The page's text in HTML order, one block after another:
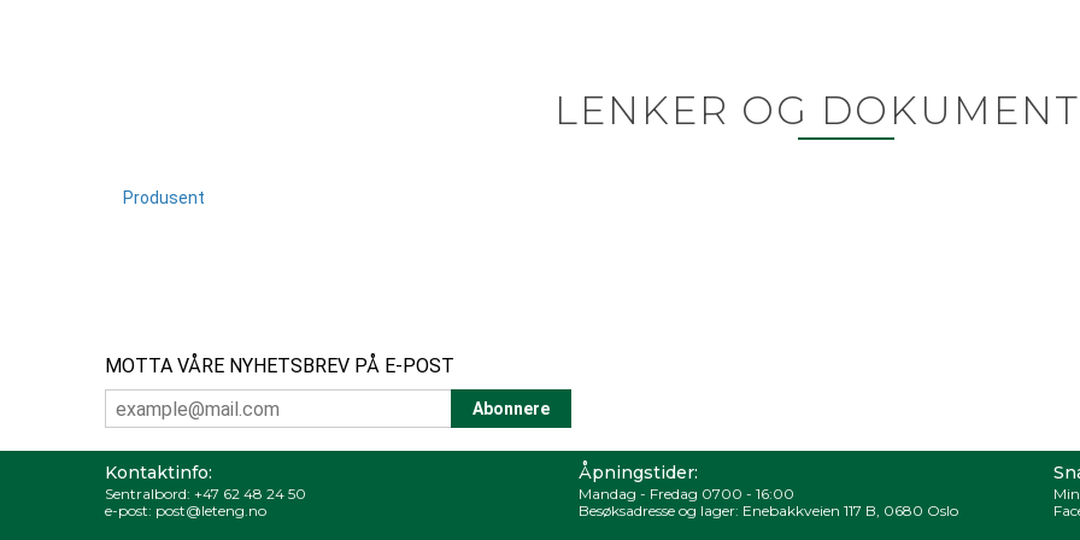
LENKER OG
Produsent
MOTTA VÅRE NYHETSBREV PÅ E-POST
Kontaktinfo:
Sentralbord: +47 62 48 24 50
e-post: post@leteng.no
Åpningstider:
Mandag - Fredag 0700 - 16:00
Besøksadresse og lager: Enebakkveien 117 B, 0680 Oslo